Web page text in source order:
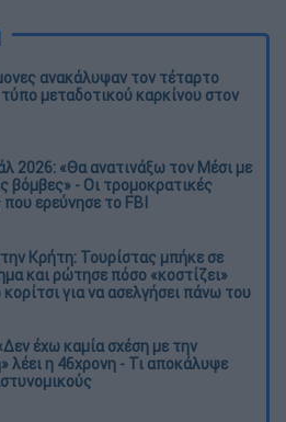
ανακάλυψαν τον τέταρτο
μεταδοτικού καρκίνου στον
2026: «Θα ανατινάξω τον Μέσι με
βόμβες» - Οι τρομοκρατικές
που ερεύνησε το FBI
Κρήτη: Τουρίστας μπήκε σε
και ρώτησε πόσο «κοστίζει»
κορίτσι για να ασελγήσει πάνω του
έχω καμία σχέση με την
λέει η 46χρονη - Τι αποκάλυψε